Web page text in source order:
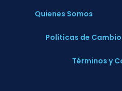
Quienes Somos
Políticas de
Términos y